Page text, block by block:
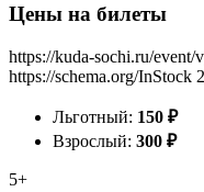
Цены на билеты
https://kuda-sochi.ru/
https://schema.org/InStock
Льготный: 150 ₽
Взрослый: 300 ₽
5+